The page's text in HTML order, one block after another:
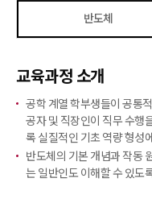
반도체
교육과정 소개
공학 계열 학부생들이 공통
공자 및 직장인이 직무 수행
록 실질적인 기초 역량 형성
반도체의 기본 개념과 작동
는 일반인도 이해할 수 있도